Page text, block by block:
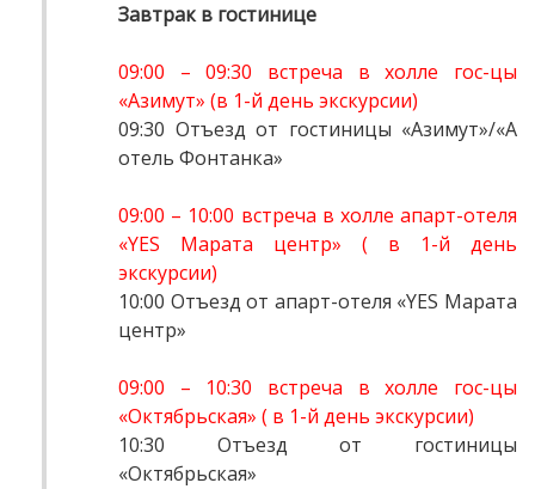
Завтрак в гостинице
09:00 – 09:30 встреча в холле гос-цы
«Азимут» (в 1-й день экскурсии)
09:30 Отъезд от гостиницы «Азимут»/«А
отель Фонтанка»
09:00 – 10:00 встреча в холле апарт-отеля
«YES Марата центр» ( в 1-й день
экскурсии)
10:00 Отъезд от апарт-отеля «YES Марата
центр»
09:00 – 10:30 встреча в холле гос-цы
«Октябрьская» ( в 1-й день экскурсии)
10:30 Отъезд от гостиницы
«Октябрьская»